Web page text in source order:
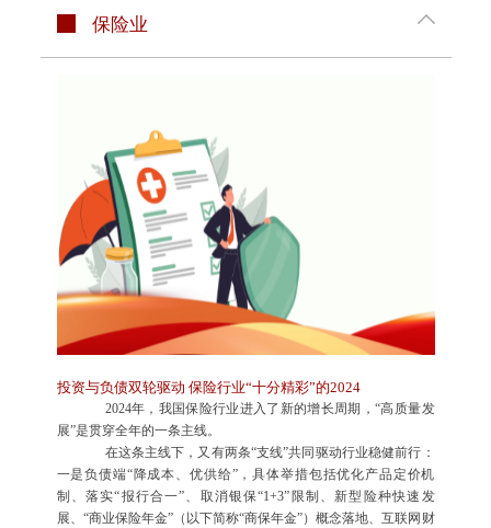
保险业
投资与负债双轮驱动 保险行业“十分精彩”的2024
2024年，我国保险行业进入了新的增长周期，“高质量发
展”是贯穿全年的一条主线。
在这条主线下，又有两条“支线”共同驱动行业稳健前行：
一是负债端“降成本、优供给”，具体举措包括优化产品定价机
制、落实“报行合一”、取消银保“1+3”限制、新型险种快速发
展、“商业保险年金”（以下简称“商保年金”）概念落地、互联网财